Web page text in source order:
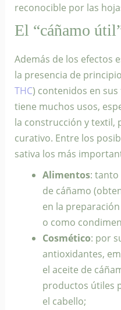
reconocible por las
El “cáñamo
Además de los efectos
la presencia de
THC) contenidos en
tiene muchos usos,
la construcción y textil,
curativo. Entre los
sativa los más
Alimentos: tanto
de cáñamo
en la
o como
Cosmético: por
antioxidantes,
el aceite de
productos útiles
el cabello;